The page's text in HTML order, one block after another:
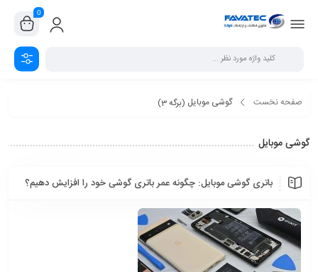
0
صفحه نخست گوشی موبایل (برگه 3)
گوشی موبایل
باتری گوشی موبایل: چگونه عمر باتری گوشی خود را افزایش دهیم؟